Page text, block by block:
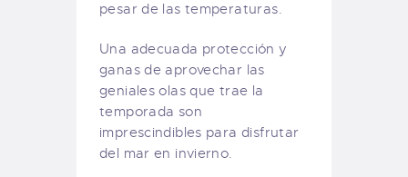
pesar de las temperaturas.
Una adecuada protección y
ganas de aprovechar las
geniales olas que trae la
temporada son
imprescindibles para disfrutar
del mar en invierno.